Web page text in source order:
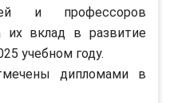
и профессоров
их вклад в развитие
учебном году.
дипломами в